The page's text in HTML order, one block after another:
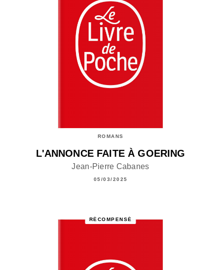
ROMANS
L'ANNONCE FAITE À GOERING
Jean-Pierre Cabanes
05/03/2025
RÉCOMPENSÉ